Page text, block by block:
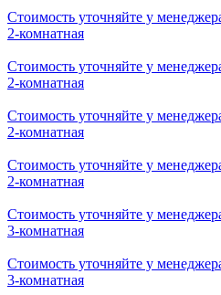
Стоимость уточняйте у
3-комнатная
Стоимость уточняйте у
1-комнатная
Стоимость уточняйте у
2-комнатная
Стоимость уточняйте у
1-комнатная
Стоимость уточняйте у
2-комнатная
Стоимость уточняйте у
2-комнатная